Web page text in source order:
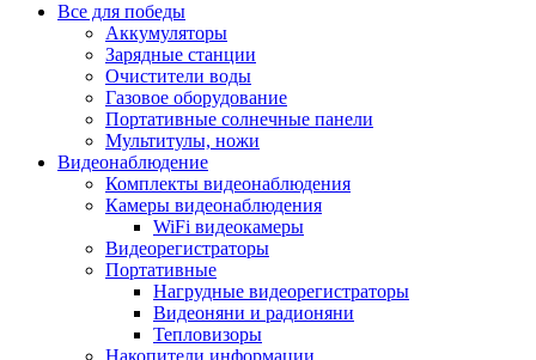
Все для победы
Аккумуляторы
Зарядные станции
Очистители воды
Газовое оборудование
Портативные солнечные панели
Мультитулы, ножи
Видеонаблюдение
Комплекты видеонаблюдения
Камеры видеонаблюдения
WiFi видеокамеры
Видеорегистраторы
Портативные
Нагрудные видеорегистраторы
Видеоняни и радионяни
Тепловизоры
Накопители информации